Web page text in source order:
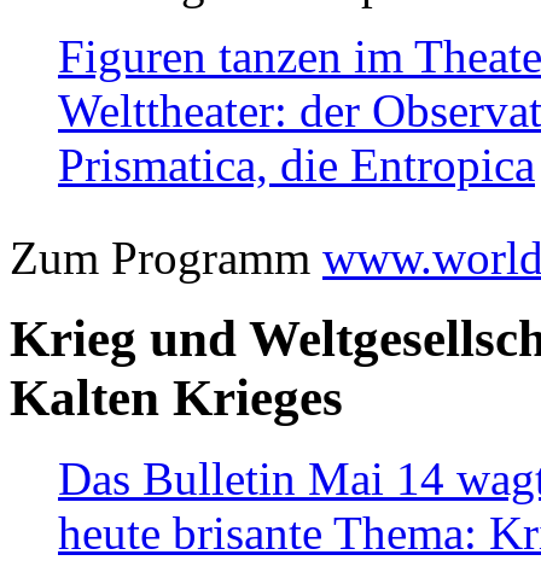
Figuren tanzen im
Welttheater: der
Prismatica, die Entropica
Zum Programm
Krieg und
Kalten Krieges
Das Bulletin Mai 14
heute brisante Thema: